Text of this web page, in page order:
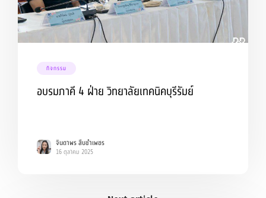
กิจกรรม
อบรมภาคี 4 ฝ่าย วิทยาลัยเทคนิคบุรีรัมย์
จินดาพร สืบขำเพชร
16 ตุลาคม 2025